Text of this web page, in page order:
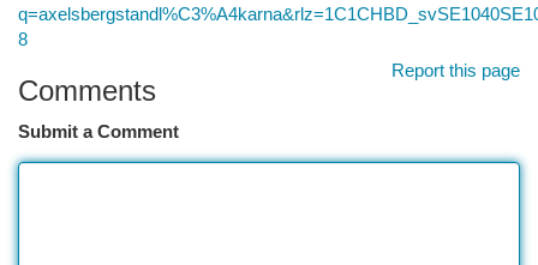
8
Report this page
Comments
Submit a Comment